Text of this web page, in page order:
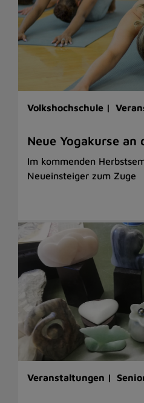
Volkshochschule |
Neue Yogakurse an
Im kommenden
Neueinsteiger zum Zuge
Veranstaltungen |